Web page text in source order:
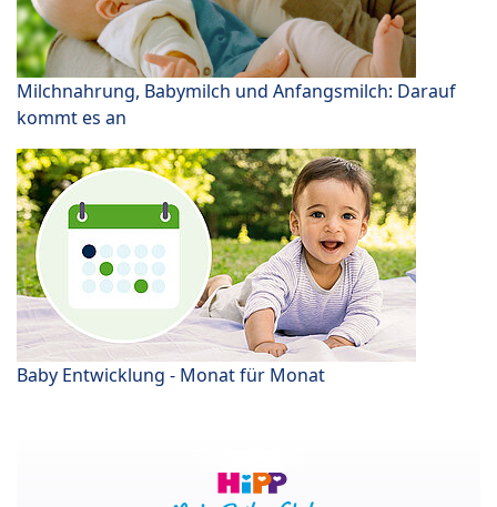
Milchnahrung, Babymilch und Anfangsmilch: Darauf
kommt es an
Baby Entwicklung - Monat für Monat